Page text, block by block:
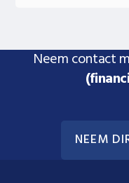
Neem contact
NEEM